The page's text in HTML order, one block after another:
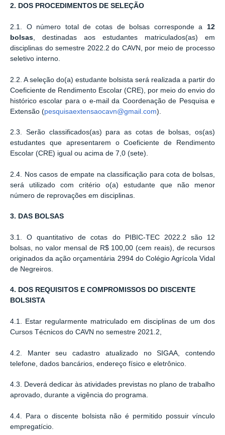
2. DOS PROCEDIMENTOS DE SELEÇÃO
2.1. O número total de cotas de bolsas corresponde a 12
bolsas , destinadas aos estudantes matriculados(as) em
disciplinas do semestre 2022.2 do CAVN, por meio de processo
seletivo interno.
2.2. A seleção do(a) estudante bolsista será realizada a partir do
Coeficiente de Rendimento Escolar (CRE), por meio do envio do
histórico escolar para o e-mail da Coordenação de Pesquisa e
Extensão (pesquisaextensaocavn@gmail.com).
2.3. Serão classificados(as) para as cotas de bolsas, os(as)
estudantes que apresentarem o Coeficiente de Rendimento
Escolar (CRE) igual ou acima de 7,0 (sete).
2.4. Nos casos de empate na classificação para cota de bolsas,
será utilizado com critério o(a) estudante que não menor
número de reprovações em disciplinas.
3. DAS BOLSAS
3.1. O quantitativo de cotas do PIBIC-TEC 2022.2 são 12
bolsas, no valor mensal de R$ 100,00 (cem reais), de recursos
originados da ação orçamentária 2994 do Colégio Agrícola Vidal
de Negreiros.
4. DOS REQUISITOS E COMPROMISSOS DO DISCENTE
BOLSISTA
4.1. Estar regularmente matriculado em disciplinas de um dos
Cursos Técnicos do CAVN no semestre 2021.2,
4.2. Manter seu cadastro atualizado no SIGAA, contendo
telefone, dados bancários, endereço físico e eletrônico.
4.3. Deverá dedicar às atividades previstas no plano de trabalho
aprovado, durante a vigência do programa.
4.4. Para o discente bolsista não é permitido possuir vínculo
empregatício.